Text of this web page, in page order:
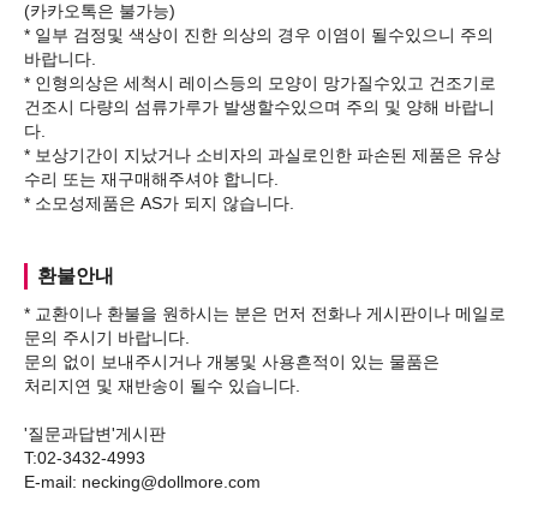
(카카오톡은 불가능)
* 일부 검정및 색상이 진한 의상의 경우 이염이 될수있으니 주의
바랍니다.
* 인형의상은 세척시 레이스등의 모양이 망가질수있고 건조기로
건조시 다량의 섬류가루가 발생할수있으며 주의 및 양해 바랍니
다.
* 보상기간이 지났거나 소비자의 과실로인한 파손된 제품은 유상
수리 또는 재구매해주셔야 합니다.
환불안내
* 교환이나 환불을 원하시는 분은 먼저 전화나 게시판이나 메일로
문의 주시기 바랍니다.
문의 없이 보내주시거나 개봉및 사용흔적이 있는 물품은
처리지연 및 재반송이 될수 있습니다.
'질문과답변'게시판
T:02-3432-4993
E-mail: necking@dollmore.com